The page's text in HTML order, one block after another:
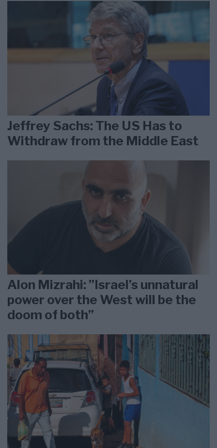
Jeffrey Sachs: The US Has to
Withdraw from the Middle East
Alon Mizrahi: ”Israel’s unnatural
power over the West will be the
doom of both”